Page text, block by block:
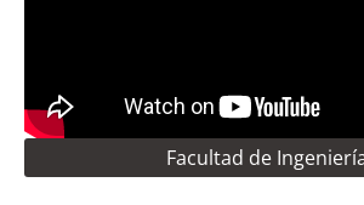
Facultad de